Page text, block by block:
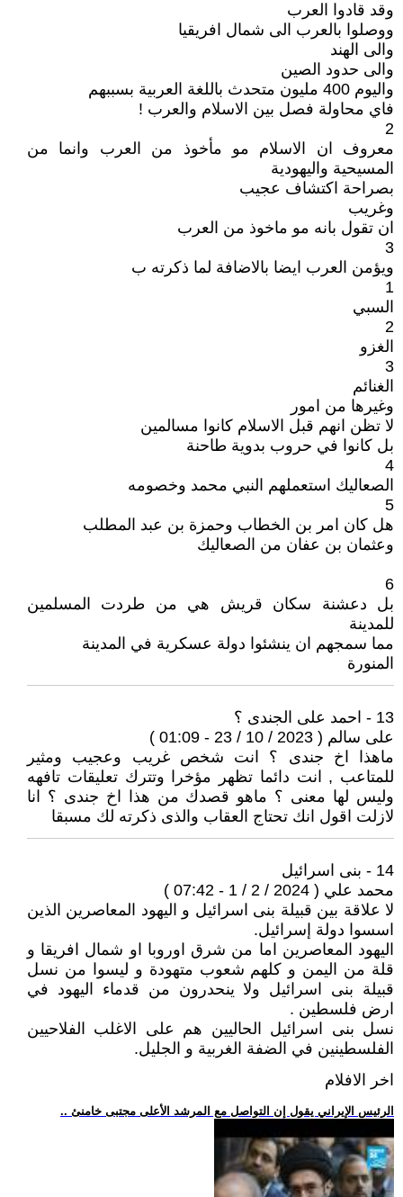
وقد قادوا العرب
ووصلوا بالعرب الى شمال افريقيا
والى الهند
والى حدود الصين
واليوم 400 مليون متحدث باللغة العربية بسببهم
فاي محاولة فصل بين الاسلام والعرب !
2
معروف ان الاسلام مو مأخوذ من العرب وانما من
المسيحية واليهودية
بصراحة اكتشاف عجيب
وغريب
ان تقول بانه مو ماخوذ من العرب
3
ويؤمن العرب ايضا بالاضافة لما ذكرته ب
1
السبي
2
الغزو
3
الغنائم
وغيرها من امور
لا تظن انهم قبل الاسلام كانوا مسالمين
بل كانوا في حروب بدوية طاحنة
4
الصعاليك استعملهم النبي محمد وخصومه
5
هل كان امر بن الخطاب وحمزة بن عبد المطلب
وعثمان بن عفان من الصعاليك
6
بل دعشنة سكان قريش هي من طردت المسلمين
للمدينة
مما سمجهم ان ينشئوا دولة عسكرية في المدينة
المنورة
13 - احمد على الجندى ؟
على سالم ( 2023 / 10 / 23 - 01:09 )
ماهذا اخ جندى ؟ انت شخص غريب وعجيب ومثير
للمتاعب , انت دائما تظهر مؤخرا وتترك تعليقات تافهه
وليس لها معنى ؟ ماهو قصدك من هذا اخ جندى ؟ انا
لازلت اقول انك تحتاج العقاب والذى ذكرته لك مسبقا
14 - بنى اسرائيل
محمد علي ( 2024 / 2 / 1 - 07:42 )
لا علاقة بين قبيلة بنى اسرائيل و اليهود المعاصرين الذين
اسسوا دولة إسرائيل.
اليهود المعاصرين اما من شرق اوروبا او شمال افريقا و
قلة من اليمن و كلهم شعوب متهودة و ليسوا من نسل
قبيلة بنى اسرائيل ولا ينحدرون من قدماء اليهود في
ارض فلسطين .
نسل بنى اسرائيل الحاليين هم على الاغلب الفلاحيين
الفلسطينين في الضفة الغربية و الجليل.
اخر الافلام
.. الرئيس الإيراني يقول إن التواصل مع المرشد الأعلى مجتبى خامنئ